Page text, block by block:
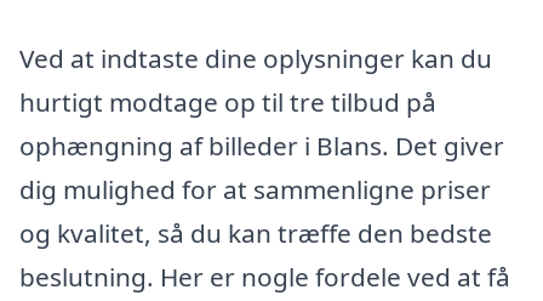
Ved at indtaste dine oplysninger kan du
hurtigt modtage op til tre tilbud på
ophængning af billeder i Blans. Det giver
dig mulighed for at sammenligne priser
og kvalitet, så du kan træffe den bedste
beslutning. Her er nogle fordele ved at få